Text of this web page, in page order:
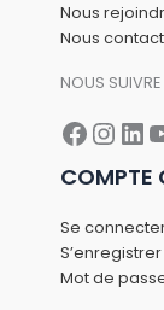
Nous
Nous
NOUS SUIVRE
COMPTE
Se
S’enregistrer
Mot de